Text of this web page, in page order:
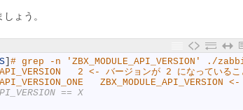
ょう。
# grep -n 'ZBX_MODULE_API_VERSION' ./
2 <- バージョンが 2 になっているこ
ZBX_MODULE_API_VERSION
== X